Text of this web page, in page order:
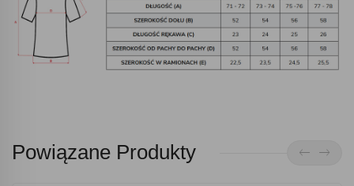
Powiązane Produkty